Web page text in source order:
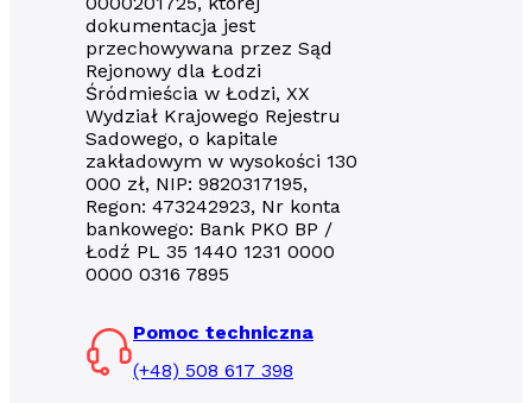
dokumentacja jest
przechowywana przez Sąd
Rejonowy dla Łodzi
Śródmieścia w Łodzi, XX
Wydział Krajowego Rejestru
Sadowego, o kapitale
zakładowym w wysokości 130
000 zł, NIP: 9820317195,
Regon: 473242923, Nr konta
bankowego: Bank PKO BP /
Łodź PL 35 1440 1231 0000
0000 0316 7895
Pomoc techniczna
(+48) 508 617 398